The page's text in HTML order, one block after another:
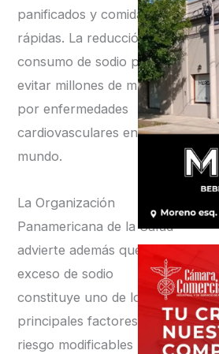
panificados y comidas
rápidas. La reducción del
consumo de sodio podría
evitar millones de muertes
por enfermedades
cardiovasculares en el
mundo.
La Organización
Panamericana de la Salud
advierte además que el
exceso de sodio
constituye uno de los
principales factores de
riesgo modificables para